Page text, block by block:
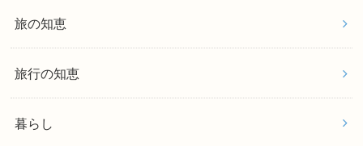
旅の知恵
旅行の知恵
暮らし